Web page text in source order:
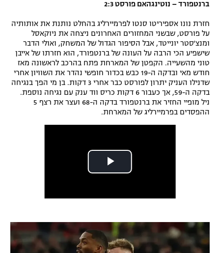
ברנטפורד – נוטינגהאם פורסט 2:3
חזרת נונו אספיריטו סנטו לפרמיירליג בהחלט נותנת את אותותיה
על פורסט, שבשני המחזורים האחרונים ניצחה את ניוקאסל
ומנצ'סטר יונייטד, אבל הסיפור הגדול של המשחק, ואולי הדבר
שישפיע הכי הרבה על העונה של ברנטפורד, הוא חזרתו של אייבן
טוני מהשעייה. הקפטן של המארחת פתח בהרכב לראשונה מאז
חודש מאי ובדקה ה-19 כבש בכדור חופשי נהדר את השוויון אחרי
שדנילו העניק יתרון לפורסט כבר אחרי 3 דקות. בן מי הפך בנגיחה
בדקה ה-59, אך כעבור 6 דקות כריס ווד ענק עם נגיחה נוספת.
ניל מופיי החזיר את ברנטפורד בדקה ה-68 ועצר את רצף 5
ההפסדים בפרמיירליג של המארחת.